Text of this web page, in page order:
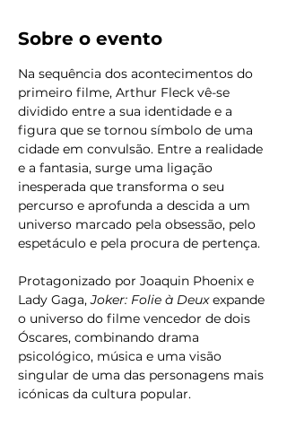
Sobre o evento
Na sequência dos acontecimentos do
primeiro filme, Arthur Fleck vê-se
dividido entre a sua identidade e a
figura que se tornou símbolo de uma
cidade em convulsão. Entre a realidade
e a fantasia, surge uma ligação
inesperada que transforma o seu
percurso e aprofunda a descida a um
universo marcado pela obsessão, pelo
espetáculo e pela procura de pertença.
Protagonizado por Joaquin Phoenix e
Lady Gaga, Joker: Folie à Deux expande
o universo do filme vencedor de dois
Óscares, combinando drama
psicológico, música e uma visão
singular de uma das personagens mais
icónicas da cultura popular.